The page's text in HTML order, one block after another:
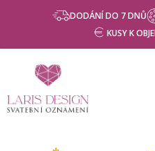
contentProducts
search
DODÁNÍ DO 7 DNŮ
KUSY K